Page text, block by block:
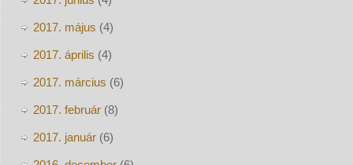
2017. május (4)
2017. április (4)
2017. március (6)
2017. február(8)
2017. január(6)